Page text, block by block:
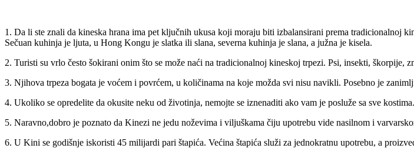
1. Da li ste znali da kineska hrana ima pet ključnih ukusa koji moraju biti izbalansirani prema tradicionalnoj
Sečuan kuhinja je ljuta, u Hong Kongu je slatka ili slana, severna kuhinja je slana, a južna je kisela.
2. Turisti su vrlo često šokirani onim što se može naći na tradicionalnoj kineskoj trpezi. Psi, insekti, škorpije,
3. Njihova trpeza bogata je voćem i povrćem, u količinama na koje možda svi nisu navikli. Posebno je
4. Ukoliko se opredelite da okusite neku od životinja, nemojte se iznenaditi ako vam je posluže sa sve
5. Naravno,dobro je poznato da Kinezi ne jedu noževima i viljuškama čiju upotrebu vide nasilnom i
6. U Kini se godišnje iskoristi 45 milijardi pari štapića. Većina štapića služi za jednokratnu upotrebu, a